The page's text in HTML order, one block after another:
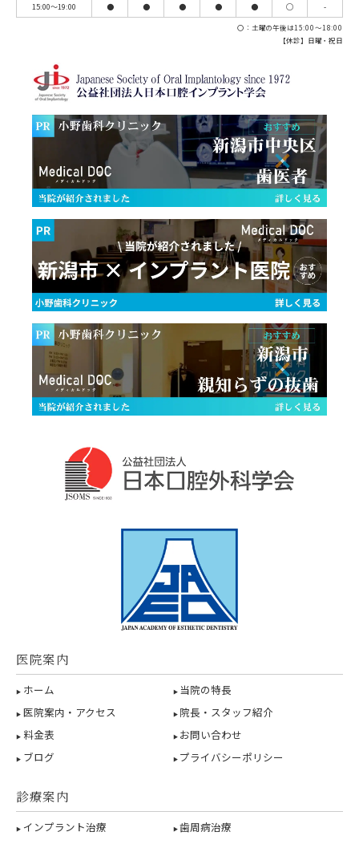
15:00～19:00
● ● ● ● ● ◯ -
〇：土曜の午後は15:00～18:00
【休診】日曜・祝日
医院案内
ホーム
当院の特長
医院案内・アクセス
院長・スタッフ紹介
料金表
お問い合わせ
ブログ
プライバシーポリシー
診療案内
インプラント治療
歯周病治療